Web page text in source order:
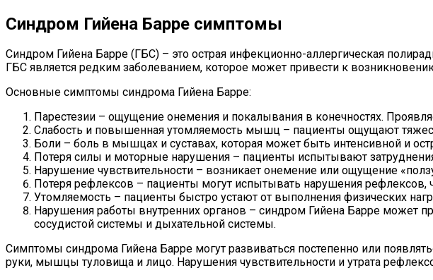
Синдром Гийена Барре симптомы
Синдром Гийена Барре (ГБС) – это острая инфекционно-аллергическая
ГБС является редким заболеванием, которое может привести к
Основные симптомы синдрома Гийена Барре:
Парестезии – ощущение онемения и покалывания в конечностях.
Слабость и повышенная утомляемость мышц – пациенты ощущают
Боли – боль в мышцах и суставах, которая может быть интенсивной и
Потеря силы и моторные нарушения – пациенты испытывают
Нарушение чувствительности – возникает онемение или ощущение
Потеря рефлексов – пациенты могут испытывать нарушения
Утомляемость – пациенты быстро устают от выполнения физических
Нарушения работы внутренних органов – синдром Гийена Барре может
сосудистой системы и дыхательной системы.
Симптомы синдрома Гийена Барре могут развиваться постепенно или
руки, мышцы туловища и лицо. Нарушения чувствительности и утрата